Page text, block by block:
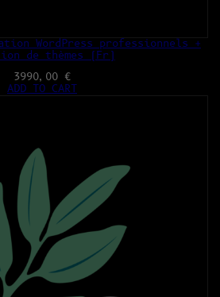
WordPress professionnels +
de thèmes (Fr)
3990,00 €
ADD TO CART